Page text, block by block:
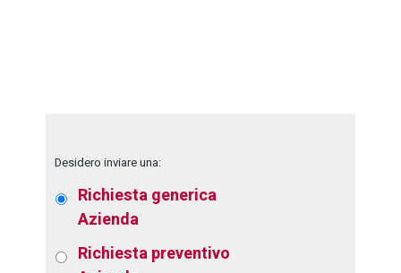
Desidero inviare una:
Richiesta generica
Azienda
Richiesta preventivo